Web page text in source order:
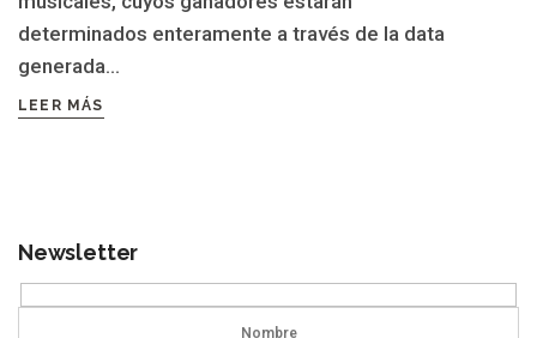
determinados enteramente a través de la data
generada...
LEER MÁS
Newsletter